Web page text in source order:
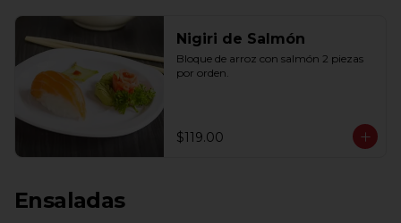
Nigiri de Salmón
Bloque de arroz con salmón 2 piezas
por orden.
$119.00
Ensaladas